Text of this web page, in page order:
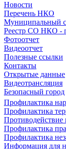
Новости
Перечень НКО
Муниципальный
Реестр СО НКО -
Фотоотчет
Видеоотчет
Полезные ссылки
Контакты
Открытые данные
Видеотрансляция
Безопасный город
Профилактика
Профилактика
Противодействие
Профилактика
Профилактика
Информация для